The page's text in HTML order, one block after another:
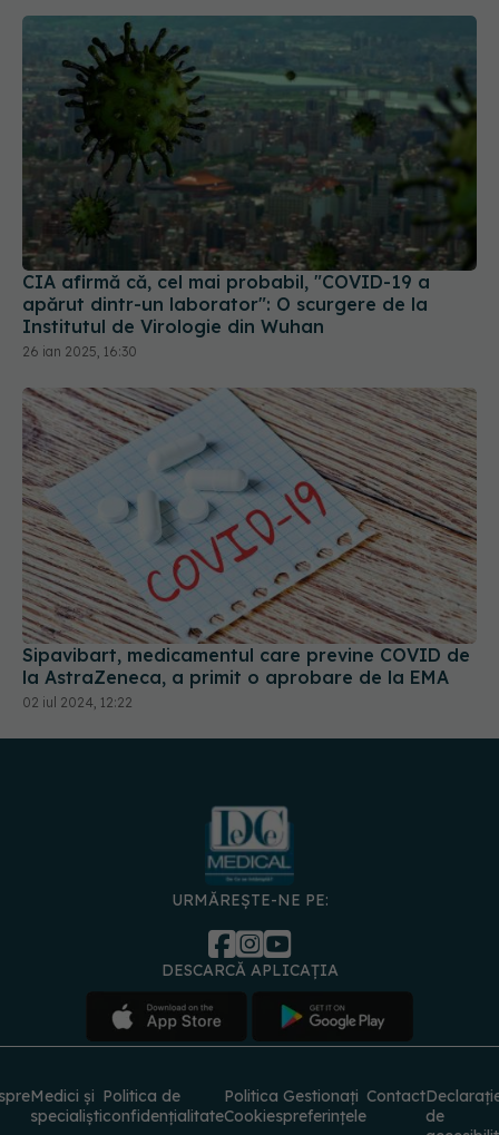
CIA afirmă că, cel mai probabil, "COVID-19 a
apărut dintr-un laborator": O scurgere de la
Institutul de Virologie din Wuhan
26 ian 2025, 16:30
Sipavibart, medicamentul care previne COVID de
la AstraZeneca, a primit o aprobare de la EMA
02 iul 2024, 12:22
URMĂREȘTE-NE PE:
DESCARCĂ APLICAȚIA
Medici și
specialiști
Politica de
confidențialitate
Politica
Cookies
Gestionați
preferințele
Contact
de